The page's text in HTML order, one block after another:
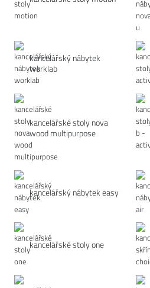
kancelářský nábytek
worklab
kancelářské stoly nova
wood multipurpose
kancelářský nábytek easy
kancelářské stoly one